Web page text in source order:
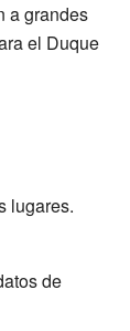
a grandes
el Duque
lugares.
de